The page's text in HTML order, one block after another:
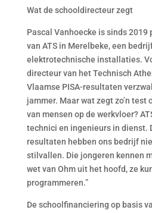
Wat de schooldirecteur zegt
Pascal Vanhoecke is sinds
van ATS in Merelbeke, een
elektrotechnische installaties.
directeur van het Technisch
Vlaamse PISA-resultaten
jammer. Maar wat zegt zo’n test
van mensen op de werkvloer?
technici en ingenieurs in dienst.
resultaten hebben ons bedrijf
stilvallen. Die jongeren kennen
wet van Ohm uit het hoofd, ze
programmeren.”
De schoolfinanciering op basis